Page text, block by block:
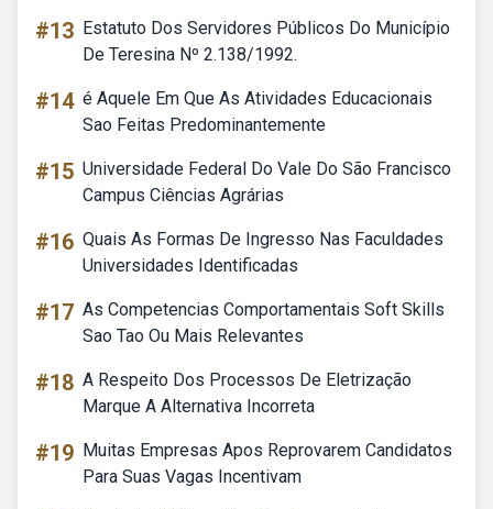
#13 Estatuto Dos Servidores Públicos Do Município
De Teresina Nº 2.138/1992.
#14 é Aquele Em Que As Atividades Educacionais
Sao Feitas Predominantemente
#15 Universidade Federal Do Vale Do São Francisco
Campus Ciências Agrárias
#16 Quais As Formas De Ingresso Nas Faculdades
Universidades Identificadas
#17 As Competencias Comportamentais Soft Skills
Sao Tao Ou Mais Relevantes
#18 A Respeito Dos Processos De Eletrização
Marque A Alternativa Incorreta
#19 Muitas Empresas Apos Reprovarem Candidatos
Para Suas Vagas Incentivam